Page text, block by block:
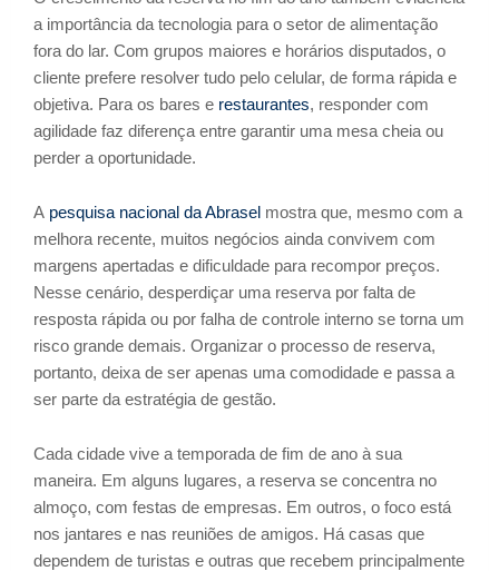
a importância da tecnologia para o setor de alimentação
fora do lar. Com grupos maiores e horários disputados, o
cliente prefere resolver tudo pelo celular, de forma rápida e
objetiva. Para os bares e restaurantes, responder com
agilidade faz diferença entre garantir uma mesa cheia ou
perder a oportunidade.
A pesquisa nacional da Abrasel mostra que, mesmo com a
melhora recente, muitos negócios ainda convivem com
margens apertadas e dificuldade para recompor preços.
Nesse cenário, desperdiçar uma reserva por falta de
resposta rápida ou por falha de controle interno se torna um
risco grande demais. Organizar o processo de reserva,
portanto, deixa de ser apenas uma comodidade e passa a
ser parte da estratégia de gestão.
Cada cidade vive a temporada de fim de ano à sua
maneira. Em alguns lugares, a reserva se concentra no
almoço, com festas de empresas. Em outros, o foco está
nos jantares e nas reuniões de amigos. Há casas que
dependem de turistas e outras que recebem principalmente